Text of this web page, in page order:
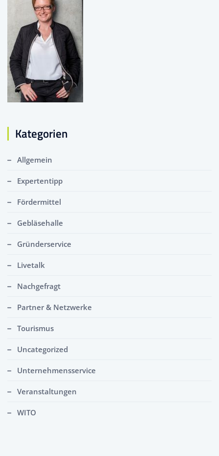
Kategorien
Allgemein
Expertentipp
Fördermittel
Gebläsehalle
Gründerservice
Livetalk
Nachgefragt
Partner & Netzwerke
Tourismus
Uncategorized
Unternehmensservice
Veranstaltungen
WITO